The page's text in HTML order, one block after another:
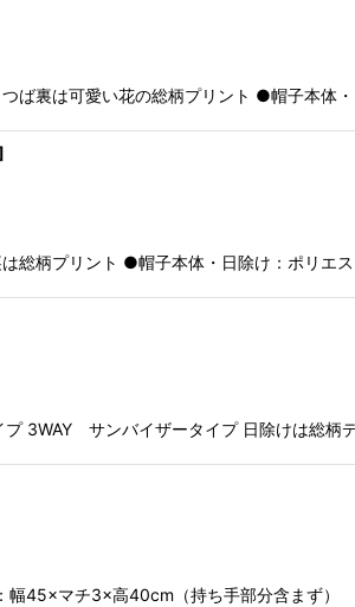
ば裏は可愛い花の総柄プリント ●帽子本体
は総柄プリント ●帽子本体・日除け：ポリ
3WAY サンバイザータイプ 日除けは総柄
幅45×マチ3×高40cm（持ち手部分含まず